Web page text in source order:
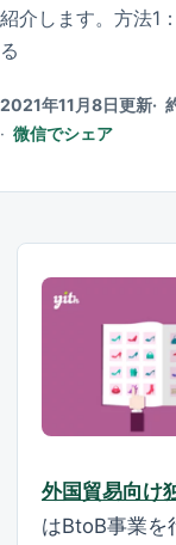
紹介します。方法1
る
2021年11月8日更新
微信でシェア
外国貿易向け
はBtoB事業を